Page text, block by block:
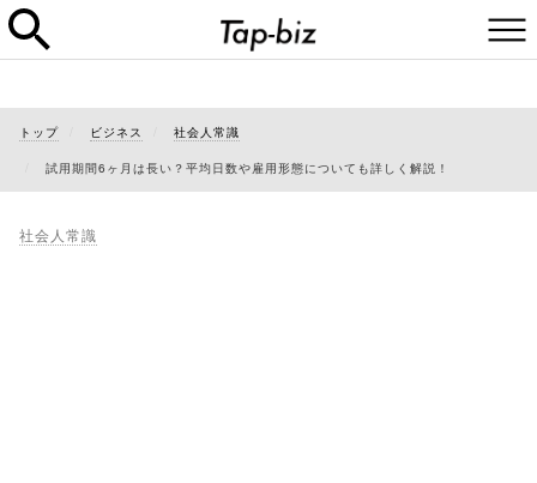
トップ ビジネス 社会人常識
試用期間6ヶ月は長い？平均日数や雇用形態についても詳しく解説！
社会人常識